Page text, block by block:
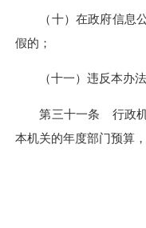
（十）在政府信息公
假的；
（十一）违反本办法
第三十一条 行政机
本机关的年度部门预算